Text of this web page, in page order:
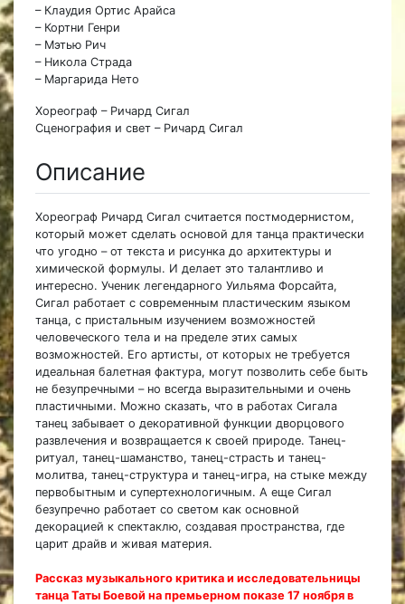
– Клаудия Ортис Арайса
– Кортни Генри
– Мэтью Рич
– Никола Страда
– Маргарида Нето
Хореограф – Ричард Сигал
Сценография и свет – Ричард Сигал
Описание
Хореограф Ричард Сигал считается постмодернистом,
который может сделать основой для танца практически
что угодно – от текста и рисунка до архитектуры и
химической формулы. И делает это талантливо и
интересно. Ученик легендарного Уильяма Форсайта,
Сигал работает с современным пластическим языком
танца, с пристальным изучением возможностей
человеческого тела и на пределе этих самых
возможностей. Его артисты, от которых не требуется
идеальная балетная фактура, могут позволить себе быть
не безупречными – но всегда выразительными и очень
пластичными. Можно сказать, что в работах Сигала
танец забывает о декоративной функции дворцового
развлечения и возвращается к своей природе. Танец-
ритуал, танец-шаманство, танец-страсть и танец-
молитва, танец-структура и танец-игра, на стыке между
первобытным и супертехнологичным. А еще Сигал
безупречно работает со светом как основной
декорацией к спектаклю, создавая пространства, где
царит драйв и живая материя.
Рассказ музыкального критика и исследовательницы
танца Таты Боевой на премьерном показе 17 ноября в